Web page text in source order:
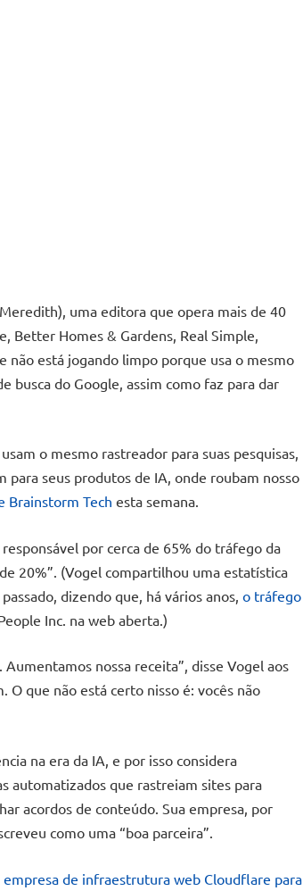
uma editora que opera mais de 40
Better Homes & Gardens, Real Simple,
não está jogando limpo porque usa o mesmo
busca do Google, assim como faz para dar
o mesmo rastreador para suas pesquisas,
para seus produtos de IA, onde roubam nosso
Brainstorm Tech esta semana.
por cerca de 65% do tráfego da
20%”. (Vogel compartilhou uma estatística
dizendo que, há vários anos, o tráfego
Inc. na web aberta.)
nossa receita”, disse Vogel aos
O que não está certo nisso é: vocês não
na era da IA, e por isso considera
automatizados que rastreiam sites para
acordos de conteúdo. Sua empresa, por
como uma “boa parceira”.
empresa de infraestrutura web Cloudflare para